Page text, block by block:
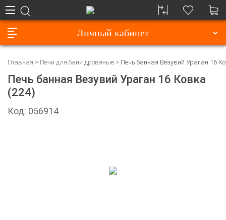
Личный кабинет
Главная Печи для бани дровяные Печь банная Везувий Ураган 16
Печь банная Везувий Ураган 16 Ковка
(224)
Код: 056914